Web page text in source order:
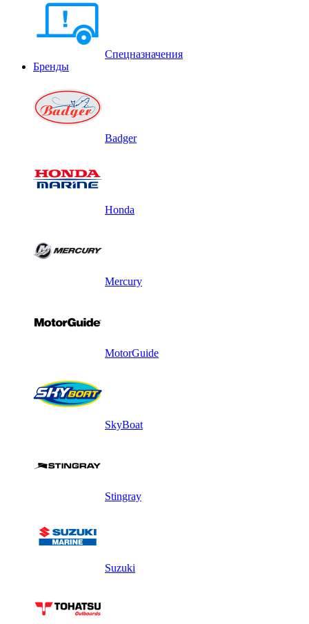
Спецназначения
Бренды
Badger
Honda
Mercury
MotorGuide
SkyBoat
Stingray
Suzuki